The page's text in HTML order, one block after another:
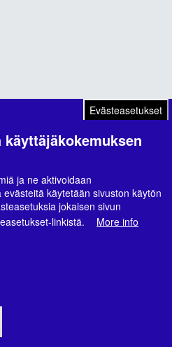
ja ohjelmat
2026-2030
2024
2026-2029
|
Evästeasetukset
ja ne aktivoidaan
käytetään sivuston käytön
jokaisen sivun
linkistä.
More info